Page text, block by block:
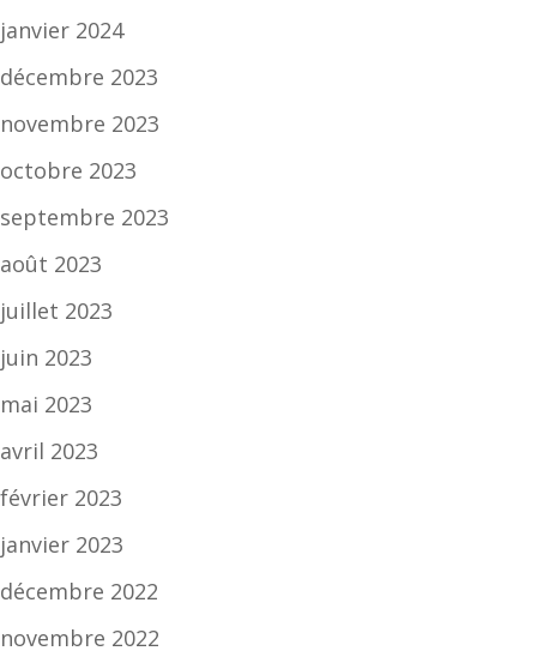
janvier 2024
décembre 2023
novembre 2023
octobre 2023
septembre 2023
août 2023
juillet 2023
juin 2023
mai 2023
avril 2023
février 2023
janvier 2023
décembre 2022
novembre 2022